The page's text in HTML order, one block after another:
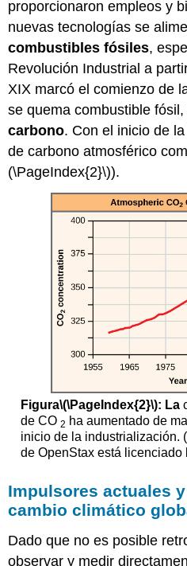
proporcionaron empleos y
nuevas tecnologías se
combustibles fósiles,
Revolución Industrial a
XIX marcó el comienzo de
se quema combustible
carbono. Con el inicio de
de carbono atmosférico
(\PageIndex{2}\)).
Figura\(\PageIndex{2}\): La
de CO 2 ha aumentado de
inicio de la industrialización.
de OpenStax está licenciado
Impulsores actuales
cambio climático
Dado que no es posible
observar y medir